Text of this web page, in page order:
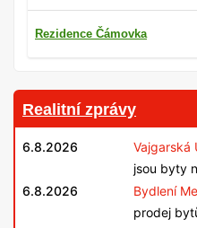
Rezidence Čámovka
Realitní zprávy
6.8.2026 Vajgarská
jsou byty
6.8.2026
Bydlení
prodej